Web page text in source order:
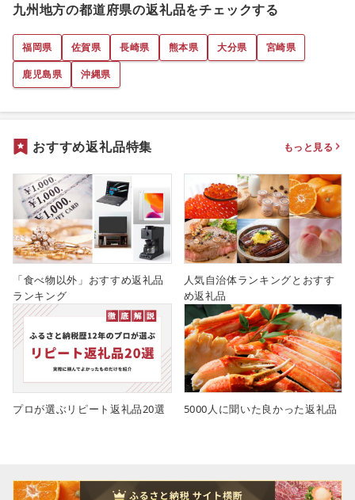
九州地方の都道府県の返礼品をチェックする
福岡県 佐賀県 長崎県 熊本県 大分県
宮崎県
鹿児島県
沖縄県
おすすめ返礼品特集 もっと見る
「食べ物以外」おすすめ返礼品
ランキング
人気自治体ランキングとおすす
め返礼品
プロが選ぶリピート返礼品20選 5000人に聞いた良かった返礼品